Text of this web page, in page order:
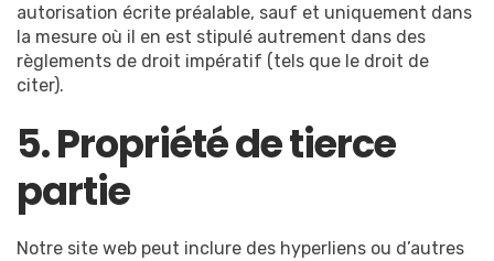
autorisation écrite préalable, sauf et uniquement dans
la mesure où il en est stipulé autrement dans des
règlements de droit impératif (tels que le droit de
citer).
5. Propriété de tierce
partie
Notre site web peut inclure des hyperliens ou d’autres